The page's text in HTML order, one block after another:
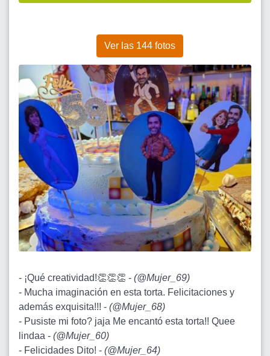
Ver las 144 fotos
- ¡Qué creatividad!👏👏👏 - (@Mujer_69)
- Mucha imaginación en esta torta. Felicitaciones y
además exquisita!!! - (@Mujer_68)
- Pusiste mi foto? jaja Me encantó esta torta!! Quee
lindaa - (@Mujer_60)
- Felicidades Dito! - (@Mujer_64)